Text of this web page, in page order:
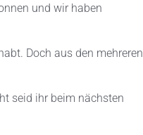
und wir haben
Doch aus den mehreren
seid ihr beim nächsten